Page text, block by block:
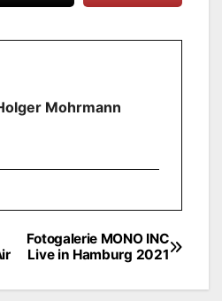
Mohrmann
Fotogalerie MONO INC
Live in Hamburg 2021